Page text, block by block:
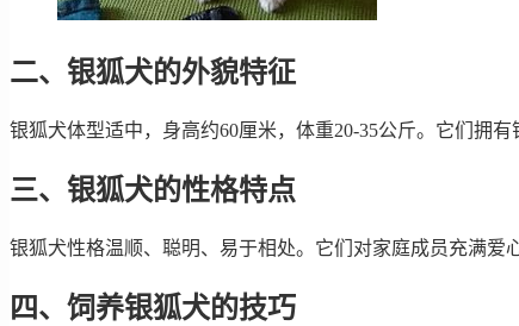
二、银狐犬的外貌特征
银狐犬体型适中，身高约60厘米，体重20-35公斤。它们拥
三、银狐犬的性格特点
银狐犬性格温顺、聪明、易于相处。它们对家庭成员充满爱
四、饲养银狐犬的技巧